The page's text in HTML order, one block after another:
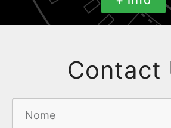
Contact